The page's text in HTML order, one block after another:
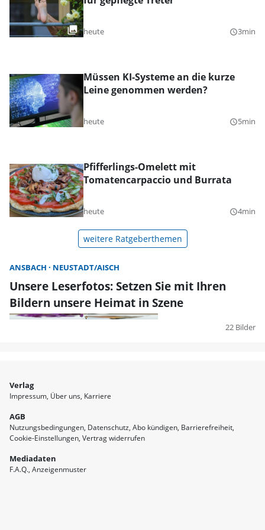
heute query_builder3min
Müssen KI-Systeme an die kurze
Leine genommen werden?
heute query_builder5min
Pfifferlings-Omelett mit
Tomatencarpaccio und Burrata
heute query_builder4min
weitere Ratgeberthemen
ANSBACH NEUSTADT/AISCH
Unsere Leserfotos: Setzen Sie mit Ihren
Bildern unsere Heimat in Szene
22 Bilder
Verlag
Impressum Über uns Karriere
AGB
Nutzungsbedingungen Datenschutz Abo kündigen Barrierefreiheit
Cookie-Einstellungen Vertrag widerrufen
Mediadaten
F.A.Q. Anzeigenmuster